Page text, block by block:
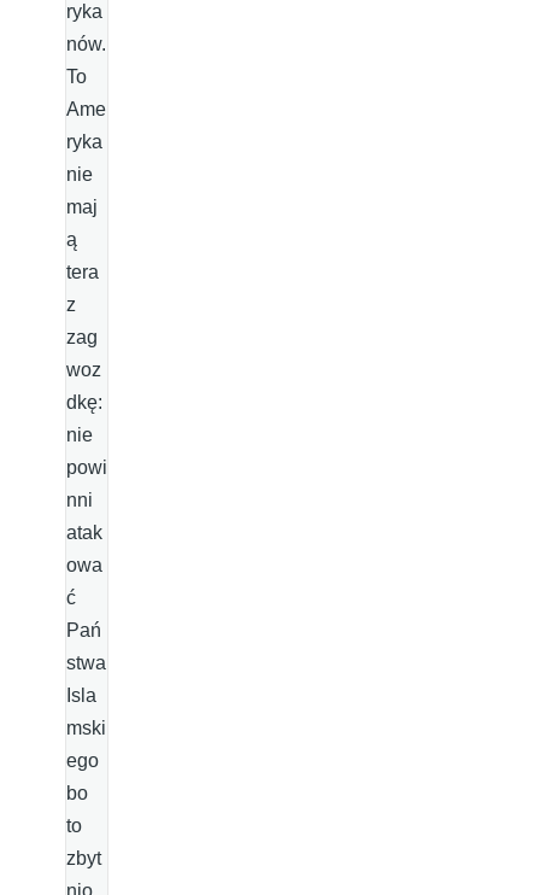
ryka
nów.
To
Ame
ryka
nie
maj
ą
tera
z
zag
woz
dkę:
nie
powi
nni
atak
owa
ć
Pań
stwa
Isla
mski
ego
bo
to
zbyt